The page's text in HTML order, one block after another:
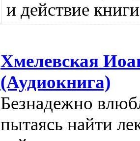
и действие
Хмелевская
(Аудиокнига)
Безнадежно
пытаясь найти